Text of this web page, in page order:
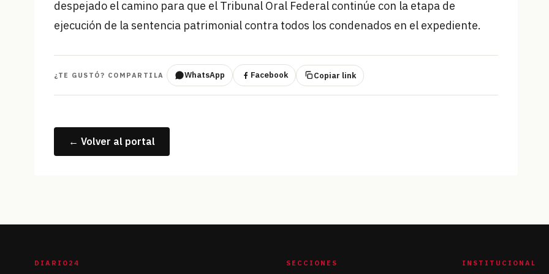
despejado el camino para que el Tribunal Oral Federal continúe con la etapa de
ejecución de la sentencia patrimonial contra todos los condenados en el expediente.
¿TE GUSTÓ? COMPARTILA WhatsApp Facebook Copiar link
← Volver al portal
DIARIO24 SECCIONES INSTITUCIONAL